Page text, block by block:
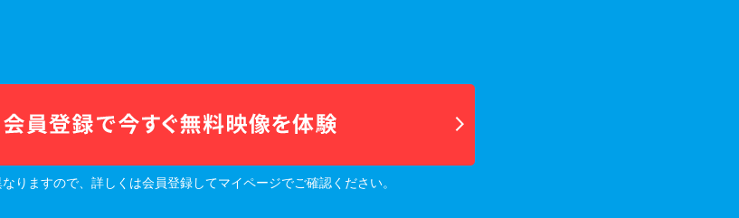
りますので、詳しくは会員登録してマイページでご確認ください。